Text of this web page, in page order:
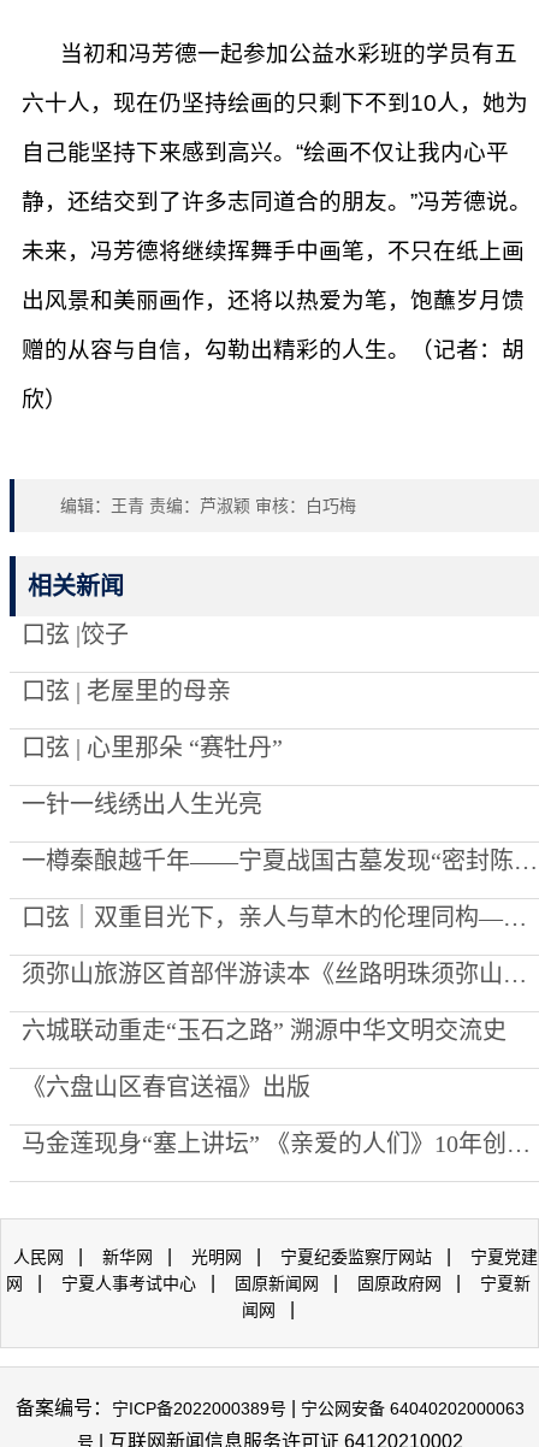
当初和冯芳德一起参加公益水彩班的学员有五
六十人，现在仍坚持绘画的只剩下不到10人，她为
自己能坚持下来感到高兴。“绘画不仅让我内心平
静，还结交到了许多志同道合的朋友。”冯芳德说。
未来，冯芳德将继续挥舞手中画笔，不只在纸上画
出风景和美丽画作，还将以热爱为笔，饱蘸岁月馈
赠的从容与自信，勾勒出精彩的人生。（记者：胡
欣）
编辑：王青 责编：芦淑颖 审核：白巧梅
相关新闻
口弦 |饺子
口弦 | 老屋里的母亲
口弦 | 心里那朵 “赛牡丹”
一针一线绣出人生光亮
一樽秦酿越千年——宁夏战国古墓发现“密封陈酿”始末
口弦｜双重目光下，亲人与草木的伦理同构——评李向菊诗集《每一棵草都被深爱过》
须弥山旅游区首部伴游读本《丝路明珠须弥山》出版
六城联动重走“玉石之路” 溯源中华文明交流史
《六盘山区春官送福》出版
马金莲现身“塞上讲坛” 《亲爱的人们》10年创作心路公开
人民网 新华网 光明网 宁夏纪委监察厅网站
宁夏党建
网
宁夏人事考试中心 固原新闻网 固原政府网
宁夏新
闻网
备案编号： 宁ICP备2022000389号
宁公网安备 64040202000063
号 | 互联网新闻信息服务许可证 64120210002